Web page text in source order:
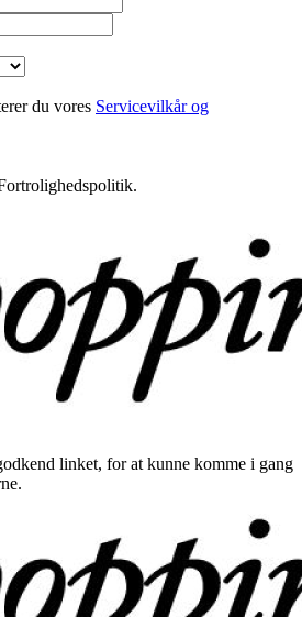
du vores Servicevilkår og
linket, for at kunne komme i gang